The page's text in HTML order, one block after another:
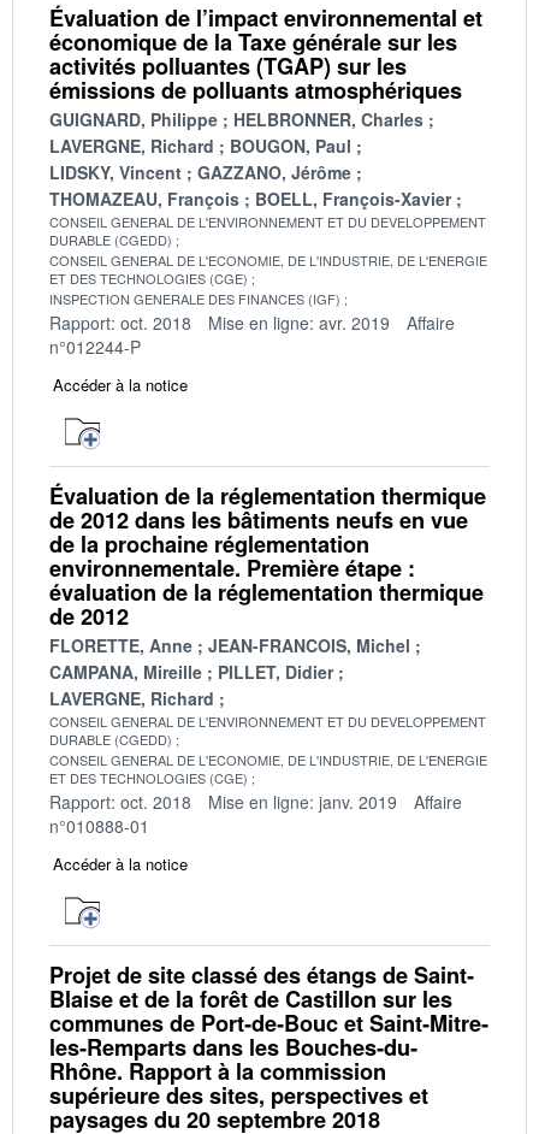
Évaluation de l’impact environnemental et
économique de la Taxe générale sur les
activités polluantes (TGAP) sur les
émissions de polluants atmosphériques
GUIGNARD, Philippe
HELBRONNER, Charles
LAVERGNE, Richard
BOUGON, Paul
LIDSKY, Vincent
GAZZANO, Jérôme
THOMAZEAU, François
BOELL, François-Xavier
CONSEIL GENERAL DE L'ENVIRONNEMENT ET DU DEVELOPPEMENT
DURABLE (CGEDD)
CONSEIL GENERAL DE L'ECONOMIE, DE L'INDUSTRIE, DE L'ENERGIE
ET DES TECHNOLOGIES (CGE)
INSPECTION GENERALE DES FINANCES (IGF)
Rapport: oct. 2018 Mise en ligne: avr. 2019
Affaire
n°012244-P
Accéder à la notice
Évaluation de la réglementation thermique
de 2012 dans les bâtiments neufs en vue
de la prochaine réglementation
environnementale. Première étape :
évaluation de la réglementation thermique
de 2012
FLORETTE, Anne
JEAN-FRANCOIS, Michel
CAMPANA, Mireille
PILLET, Didier
LAVERGNE, Richard
CONSEIL GENERAL DE L'ENVIRONNEMENT ET DU DEVELOPPEMENT
DURABLE (CGEDD)
CONSEIL GENERAL DE L'ECONOMIE, DE L'INDUSTRIE, DE L'ENERGIE
ET DES TECHNOLOGIES (CGE)
Rapport: oct. 2018 Mise en ligne: janv. 2019
Affaire
n°010888-01
Accéder à la notice
Projet de site classé des étangs de Saint‐
Blaise et de la forêt de Castillon sur les
communes de Port‐de‐Bouc et Saint‐Mitre‐
les‐Remparts dans les Bouches‐du‐
Rhône. Rapport à la commission
supérieure des sites, perspectives et
paysages du 20 septembre 2018